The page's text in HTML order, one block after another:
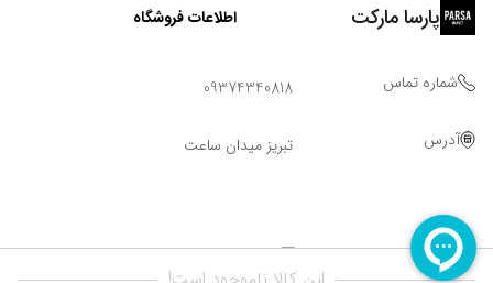
پارسا مارکت اطلاعات فروشگاه
شماره تماس 09374340818
آدرس تبریز میدان ساعت